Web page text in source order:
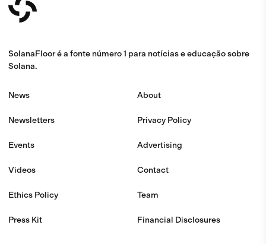
SolanaFloor é a fonte número 1 para notícias e educação sobre
Solana.
News
Newsletters
Events
Videos
Ethics Policy
Press Kit
About
Privacy Policy
Advertising
Contact
Team
Financial Disclosures